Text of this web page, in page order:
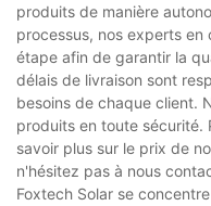
produits de manière
processus, nos experts
étape afin de garantir la
délais de livraison sont
besoins de chaque client.
produits en toute sécurité.
savoir plus sur le prix de
n'hésitez pas à nous
Foxtech Solar se